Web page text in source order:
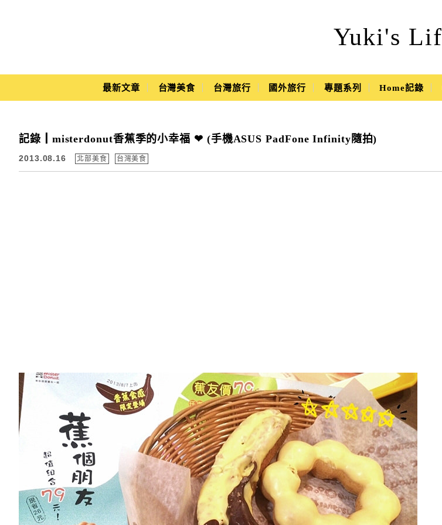
Yuki's
Yuki's Life
Main Menu
最新文章 台灣美食 台灣旅行 國外旅行 專題系列 Home記錄
記錄┃misterdonut香蕉季的小幸福 ❤ (手機ASUS PadFone Infinity隨拍)
2013.08.16 北部美食 台灣美食